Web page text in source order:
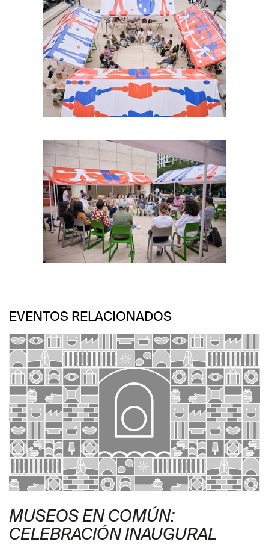
Foto: Israel Esparza
Foto: Israel Esparza
Foto: Israel Esparza
EVENTOS RELACIONADOS
MUSEOS EN COMÚN:
CELEBRACIÓN INAUGURAL